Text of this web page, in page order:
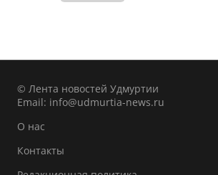
© Лента новостей Удмуртии
Email: info@udmurtia-news.ru
О нас
Контакты